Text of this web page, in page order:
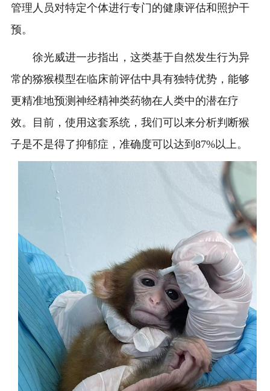
管理人员对特定个体进行专门的健康评估和照护干
预。
徐光威进一步指出，这类基于自然发生行为异
常的猕猴模型在临床前评估中具有独特优势，能够
更精准地预测神经精神类药物在人类中的潜在疗
效。目前，使用这套系统，我们可以来分析判断猴
子是不是得了抑郁症，准确度可以达到87%以上。